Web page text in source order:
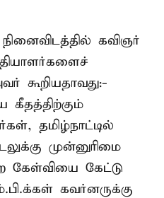
கவிஞர்
கூறியதாவது:-
கீதத்திற்கும்
தமிழ்நாட்டில்
முன்னுரிமை
கேட்டு
கவர்னருக்கு